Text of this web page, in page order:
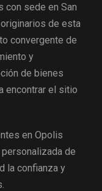
con sede en San
de esta
convergente de
y
de bienes
encontrar el sitio
en Opolis
de
la confianza y